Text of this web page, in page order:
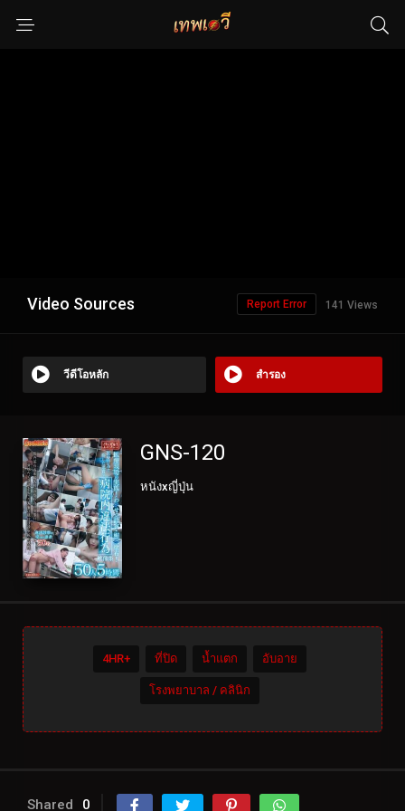
Video Sources 141 Views
Report Error
วีดีโอหลัก สำรอง
GNS-120
หนังxญี่ปุ่น
4HR+ ที่ปิด น้ำแตก อับอาย
โรงพยาบาล / คลินิก
Shared 0